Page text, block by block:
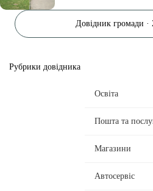
Довідник громади ·
Рубрики довідника
Освіта
Пошта та
Магазини
Автосервіс